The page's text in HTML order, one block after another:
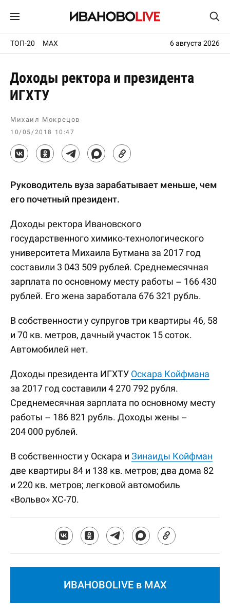
ТОП-20 MAX 6 августа 2026
Доходы ректора и президента
ИГХТУ
Михаил Мокрецов
10/05/2018 10:47
Руководитель вуза зарабатывает меньше, чем
его почетный президент.
Доходы ректора Ивановского
государственного химико-технологического
университета Михаила Бутмана за 2017 год
составили 3 043 509 рублей. Среднемесячная
зарплата по основному месту работы – 166 430
рублей. Его жена заработала 676 321 рубль.
В собственности у супругов три квартиры 46, 58
и 70 кв. метров, дачный участок 15 соток.
Автомобилей нет.
Доходы президента ИГХТУ Оскара Койфмана
за 2017 год составили 4 270 792 рубля.
Среднемесячная зарплата по основному месту
работы – 186 821 рубль. Доходы жены –
204 000 рублей.
В собственности у Оскара и Зинаиды Койфман
две квартиры 84 и 138 кв. метров; два дома 82
и 220 кв. метров; легковой автомобиль
«Вольво» ХС-70.
ИВАНОВОLIVE в MAX